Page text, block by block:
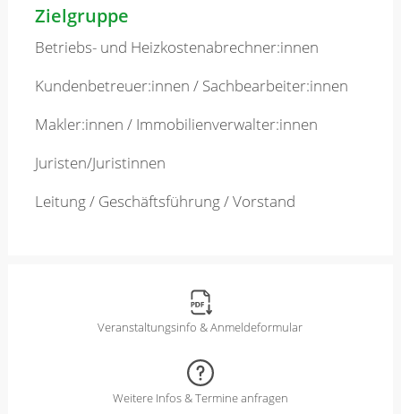
Zielgruppe
Betriebs- und Heizkostenabrechner:innen
Kundenbetreuer:innen / Sachbearbeiter:innen
Makler:innen / Immobilienverwalter:innen
Juristen/Juristinnen
Leitung / Geschäftsführung / Vorstand
Veranstaltungsinfo & Anmeldeformular
Weitere Infos & Termine anfragen